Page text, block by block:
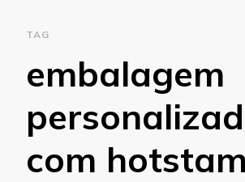
TAG
embalagem
com